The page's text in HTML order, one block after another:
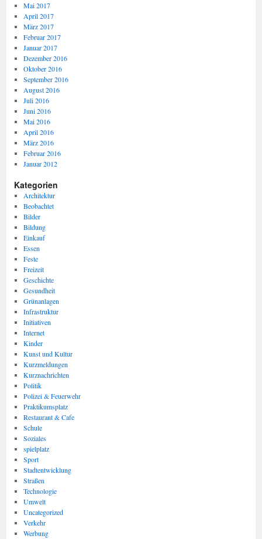
Mai 2017
April 2017
März 2017
Februar 2017
Januar 2017
Dezember 2016
Oktober 2016
September 2016
August 2016
Juli 2016
Juni 2016
Mai 2016
April 2016
März 2016
Februar 2016
Januar 2012
Kategorien
Architektur
Beobachtet
Bilder
Bildung
Einkauf
Essen
Feste
Freizeit
Geschichte
Gesundheit
Grünanlagen
Infrastruktur
Initiativen
Internet
Kinder
Kunst und Kultur
Kurzmeldungen
Kurznachrichten
Politik
Polizei & Feuerwehr
Praktikumsplatz
Restaurant & Cafe
Schule
Soziales
spielplatz
Sport
Stadtentwicklung
Straßen
Technologie
Umwelt
Uncategorized
Verkehr
Werbung